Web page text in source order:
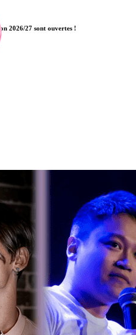
2026/27 sont ouvertes !